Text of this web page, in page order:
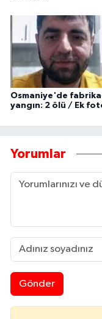
Osmaniye'de
yangın: 2 ölü / Ek
Yorumlar
Gönder